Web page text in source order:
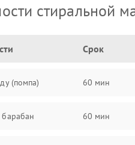
стиральной
Срок
(помпа) 60 мин
60 мин